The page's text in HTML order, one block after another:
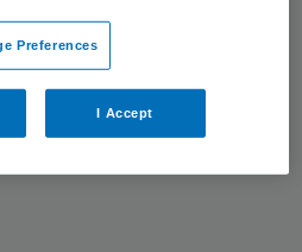
langdurige zorg (Wlz)
Preferences
I Accept